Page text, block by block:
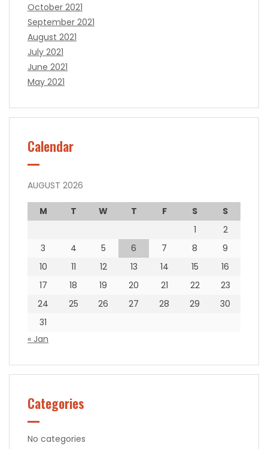
October 2021
September 2021
August 2021
July 2021
June 2021
May 2021
Calendar
AUGUST 2026
M T W T F S
S
1
2
3
4 5 6 7 8
9
10
11 12 13 14 15
16
17
18 19 20 21 22
23
24
25 26 27 28 29
30
31
« Jan
Categories
No categories